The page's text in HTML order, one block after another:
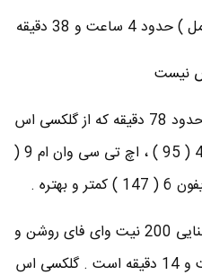
و 38 دقیقه
نیست
■ زمان شارژ باتری گلکسی اس 6 حدود 78 دقیقه که از گلکسی اس
6 اج ( 83 دقیقه ) ، گلکسی نوت 4 ( 95 ) ، اچ تی سی وان ام 9 (
■ عمر باتری گلکسی اس 6 در روشنایی 200 نیت وای فای روشن و
جستجو در اینترنت حدود 7 ساعت و 14 دقیقه است . گلکسی اس